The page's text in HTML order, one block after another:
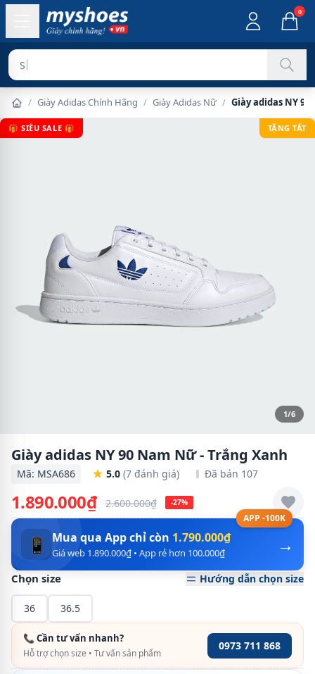
0
Sản phẩm c
/ Giày Adidas Chính Hãng / Giày Adidas Nữ / Giày adidas NY
🎁 SIÊU SALE 🎁 TẶNG TẤT
1/6
Giày adidas NY 90 Nam Nữ - Trắng Xanh
Mã: MSA686 5.0 (7 đánh giá) Đã bán 107
1.890.000₫ 2.600.000₫ -27%
APP -100K
→
📱 Mua qua App chỉ còn 1.790.000₫
Giá web 1.890.000₫ • App rẻ hơn 100.000₫
Chọn size Hướng dẫn chọn size
36 36.5
📞 Cần tư vấn nhanh?
Hỗ trợ chọn size • Tư vấn sản phẩm
0973 711 868